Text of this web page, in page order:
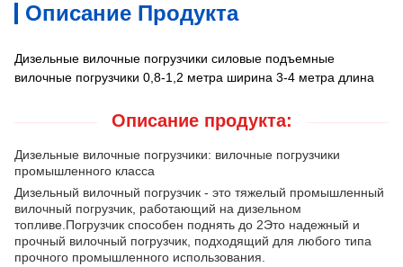
Описание Продукта
Дизельные вилочные погрузчики силовые подъемные
вилочные погрузчики 0,8-1,2 метра ширина 3-4 метра длина
Описание продукта:
Дизельные вилочные погрузчики: вилочные погрузчики
промышленного класса
Дизельный вилочный погрузчик - это тяжелый промышленный
вилочный погрузчик, работающий на дизельном
топливе.Погрузчик способен поднять до 2Это надежный и
прочный вилочный погрузчик, подходящий для любого типа
прочного промышленного использования.